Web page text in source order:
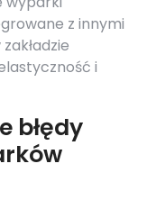
z innymi
i
błędy